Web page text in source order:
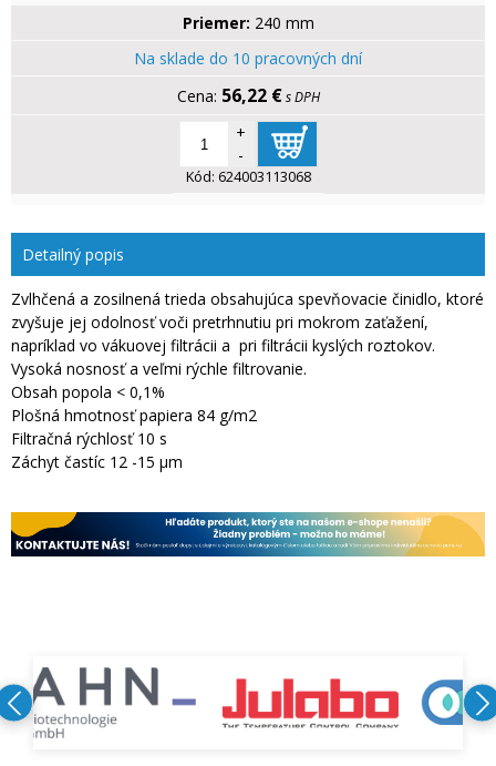
Priemer: 240 mm
Na sklade do 10 pracovných dní
56,22 € s DPH
+
-
Kód: 624003113068
Detailný popis
Zvlhčená a zosilnená trieda obsahujúca spevňovacie činidlo, ktoré
zvyšuje jej odolnosť voči pretrhnutiu pri mokrom zaťažení,
napríklad vo vákuovej filtrácii a pri filtrácii kyslých roztokov.
Vysoká nosnosť a veľmi rýchle filtrovanie.
Obsah popola < 0,1%
Plošná hmotnosť papiera 84 g/m2
Filtračná rýchlosť 10 s
Záchyt častíc 12 -15 µm